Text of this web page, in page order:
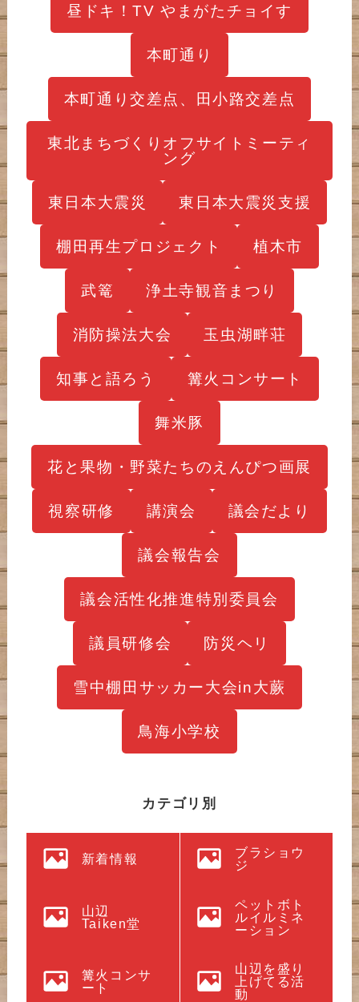
昼ドキ！TV やまがたチョイす
本町通り
本町通り交差点、田小路交差点
東北まちづくりオフサイトミーティ
ング
東日本大震災 東日本大震災支援
棚田再生プロジェクト 植木市
武篭 浄土寺観音まつり
消防操法大会 玉虫湖畔荘
知事と語ろう 篝火コンサート
舞米豚
花と果物・野菜たちのえんぴつ画展
視察研修 講演会 議会だより
議会報告会
議会活性化推進特別委員会
議員研修会 防災ヘリ
雪中棚田サッカー大会in大蕨
鳥海小学校
カテゴリ別
新着情報
ブラショウ
ジ
山辺
Taiken堂
ペットボト
ルイルミネ
ーション
篝火コンサ
ート
山辺を盛り
上げてる活
動